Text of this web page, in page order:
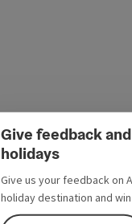
Give feedback
holidays
Give us your feedback on
holiday destination and